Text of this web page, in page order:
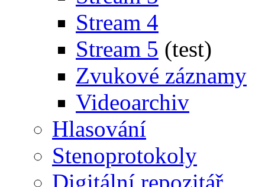
Stream 4
Stream 5 (test)
Zvukové záznamy
Videoarchiv
Hlasování
Stenoprotokoly
Digitální repozitář